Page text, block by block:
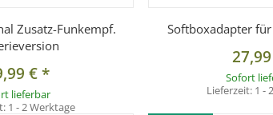
Zusatz-Funkempf.
€*
lieferbar
1 - 2 Werktage
Softboxadapter
Sofort
Lieferzeit: 1 -